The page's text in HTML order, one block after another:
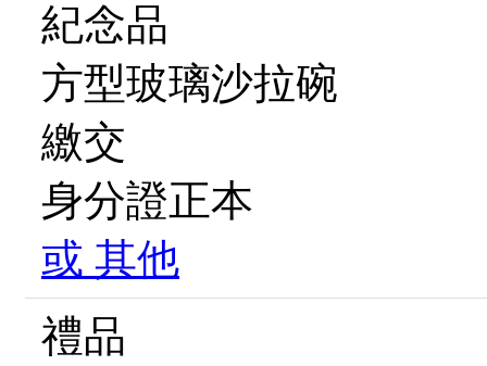
紀念品
方型玻璃沙拉碗
繳交
身分證正本
或 其他
禮品